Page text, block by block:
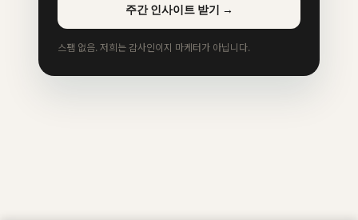
주간 인사이트 받기 →
스팸 없음. 저희는 감사인이지 마케터가 아닙니다.